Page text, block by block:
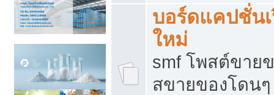
บอร์ดแคปชั่น
ใหม่
smf โพสต์ขาย
สขายของโดน